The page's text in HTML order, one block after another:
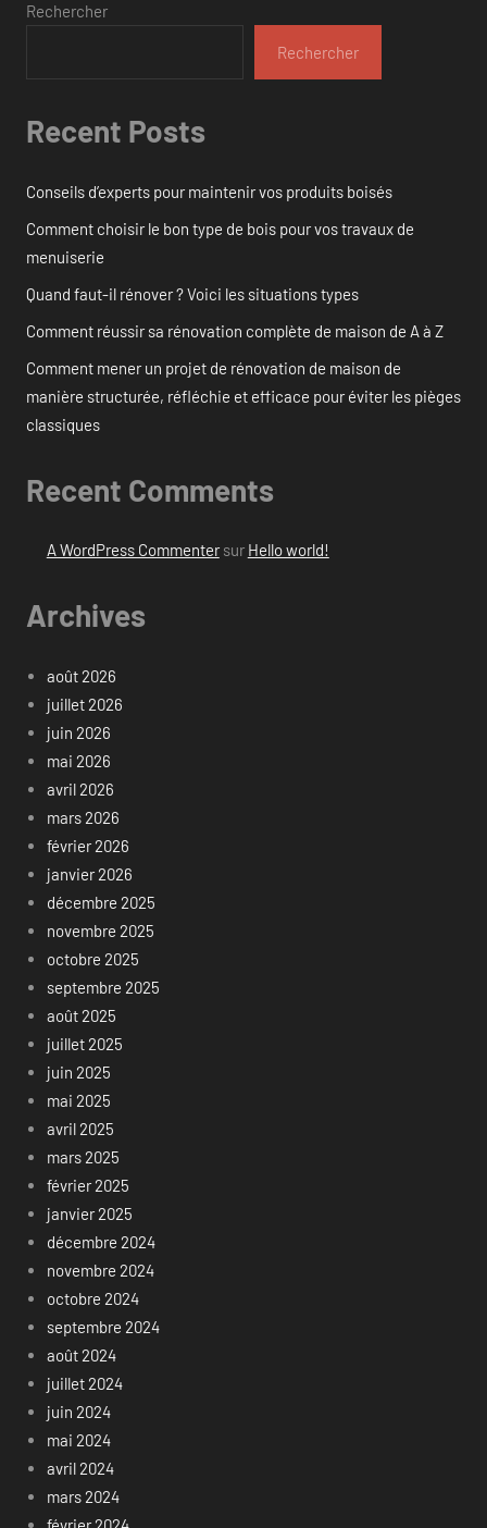
Rechercher
Rechercher
Recent Posts
Conseils d’experts pour maintenir vos produits boisés
Comment choisir le bon type de bois pour vos travaux de
menuiserie
Quand faut-il rénover ? Voici les situations types
Comment réussir sa rénovation complète de maison de A à Z
Comment mener un projet de rénovation de maison de
manière structurée, réfléchie et efficace pour éviter les pièges
classiques
Recent Comments
A WordPress Commentersur Hello world!
Archives
août 2026
juillet 2026
juin 2026
mai 2026
avril 2026
mars 2026
février 2026
janvier 2026
décembre 2025
novembre 2025
octobre 2025
septembre 2025
août 2025
juillet 2025
juin 2025
mai 2025
avril 2025
mars 2025
février 2025
janvier 2025
décembre 2024
novembre 2024
octobre 2024
septembre 2024
août 2024
juillet 2024
juin 2024
mai 2024
avril 2024
mars 2024